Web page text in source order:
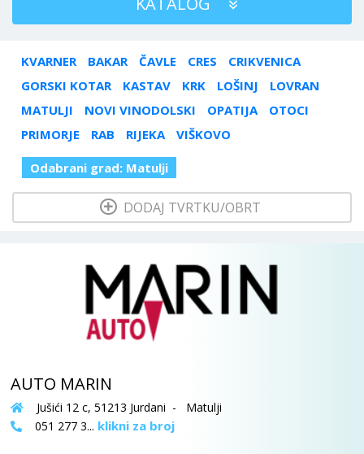
KVARNER BAKAR ČAVLE CRES
CRIKVENICA
GORSKI KOTAR
KASTAV KRK LOŠINJ
LOVRAN
MATULJI
NOVI VINODOLSKI OPATIJA
OTOCI
PRIMORJE
RAB RIJEKA VIŠKOVO
Odabrani grad: Matulji
DODAJ TVRTKU/OBRT
AUTO MARIN
Jušići 12 c, 51213 Jurdani - Matulji
051 277 3... klikni za broj